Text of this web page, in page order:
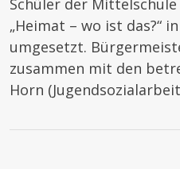
Schüler der
„Heimat – wo ist das?“
umgesetzt.
zusammen mit den
Horn